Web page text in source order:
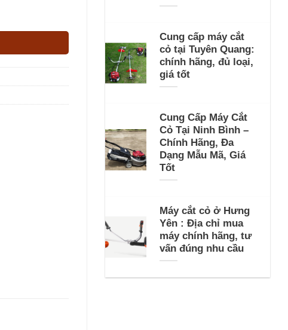
Cung cấp máy cắt
cỏ tại Tuyên Quang:
chính hãng, đủ loại,
giá tốt
Cung Cấp Máy Cắt
Cỏ Tại Ninh Bình –
Chính Hãng, Đa
Dạng Mẫu Mã, Giá
Tốt
Máy cắt cỏ ở Hưng
Yên : Địa chỉ mua
máy chính hãng, tư
vấn đúng nhu cầu